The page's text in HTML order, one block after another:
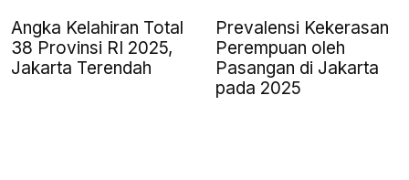
Angka Kelahiran Total
38 Provinsi RI 2025,
Jakarta Terendah
Prevalensi Kekerasan
Perempuan oleh
Pasangan di Jakarta
pada 2025